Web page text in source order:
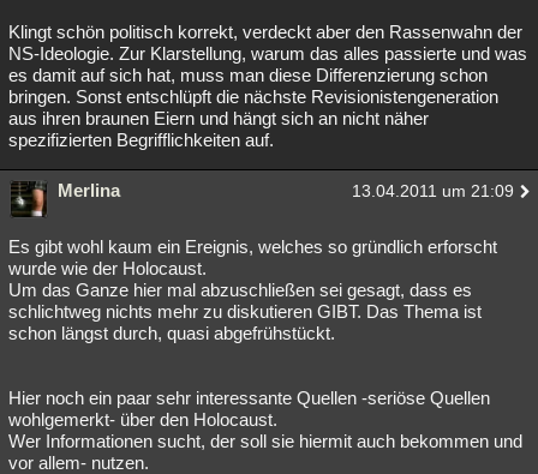
Klingt schön politisch korrekt, verdeckt aber den Rassenwahn der
NS-Ideologie. Zur Klarstellung, warum das alles passierte und was
es damit auf sich hat, muss man diese Differenzierung schon
bringen. Sonst entschlüpft die nächste Revisionistengeneration
aus ihren braunen Eiern und hängt sich an nicht näher
spezifizierten Begrifflichkeiten auf.
Merlina 13.04.2011 um 21:09
Es gibt wohl kaum ein Ereignis, welches so gründlich erforscht
wurde wie der Holocaust.
Um das Ganze hier mal abzuschließen sei gesagt, dass es
schlichtweg nichts mehr zu diskutieren GIBT. Das Thema ist
schon längst durch, quasi abgefrühstückt.
Hier noch ein paar sehr interessante Quellen -seriöse Quellen
wohlgemerkt- über den Holocaust.
Wer Informationen sucht, der soll sie hiermit auch bekommen und
vor allem- nutzen.